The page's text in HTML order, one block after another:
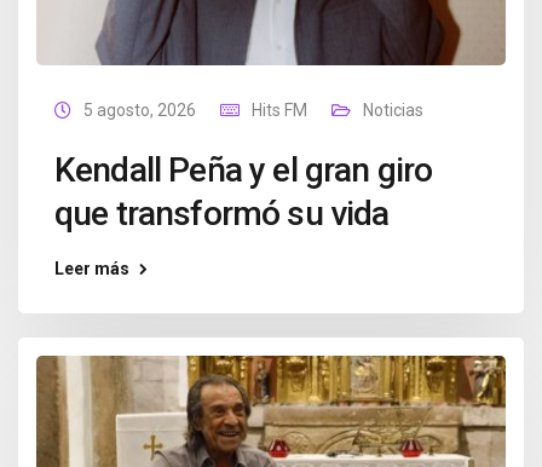
5 agosto, 2026 Hits FM Noticias
Kendall Peña y el gran giro
que transformó su vida
Leer más